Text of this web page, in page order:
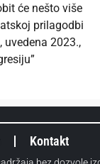
će nešto više
prilagodbi
uvedena 2023.,
Kontakt